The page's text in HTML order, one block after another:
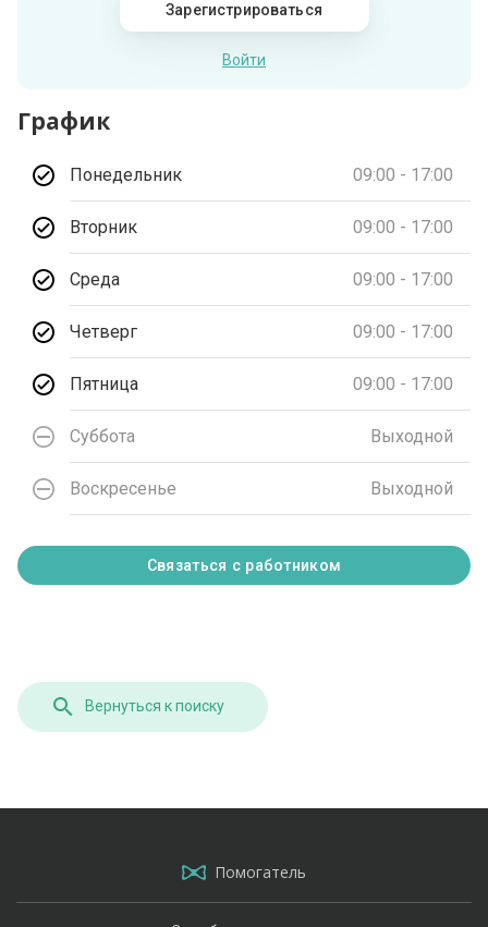
Зарегистрироваться
Войти
График
Понедельник 09:00 - 17:00
Вторник 09:00 - 17:00
Среда 09:00 - 17:00
Четверг 09:00 - 17:00
Пятница 09:00 - 17:00
Суббота Выходной
Воскресенье Выходной
Связаться с работником
Вернуться к поиску
Помогатель